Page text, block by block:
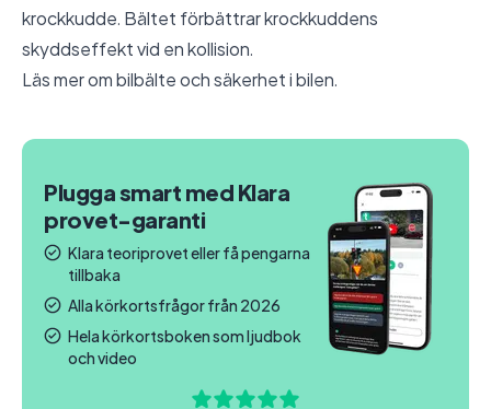
krockkudde. Bältet förbättrar krockkuddens
skyddseffekt vid en kollision.
Läs mer ombilbälte och säkerhet i bilen.
Plugga smart med Klara
provet-garanti
Klara teoriprovet eller få pengarna
tillbaka
Alla körkortsfrågor från 2026
Hela körkortsboken som ljudbok
och video